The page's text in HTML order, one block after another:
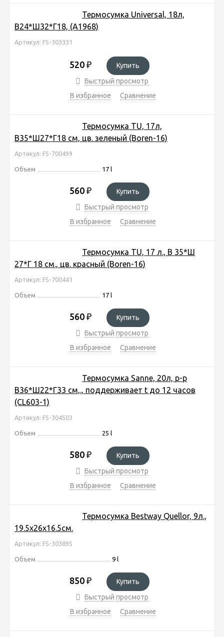
Термосумка Universal, 18л,
В24*Ш32*Г18, (A1968)
Артикул: FS-303331
520 ₽
Купить
Быстрый просмотр
В избранное
Сравнение
Термосумка TU, 17л,
В35*Ш27*Г18 см, цв. зеленый (Boren-16)
Артикул: FS-700499
Объем 17 l
560 ₽
Купить
Быстрый просмотр
В избранное
Сравнение
Термосумка TU, 17 л., В 35*Ш
27*Г 18 см., цв. красный (Boren-16)
Артикул: FS-700441
Объем 17 l
560 ₽
Купить
Быстрый просмотр
В избранное
Сравнение
Термосумка Sanne, 20л, р-р
В36*Ш22*Г33 cм,., поддерживает t до 12 часов
(CL603-1)
Артикул: FS-304503
Объем 25 l
580 ₽
Купить
Быстрый просмотр
В избранное
Сравнение
Термосумка Bestway Quellor, 9л.,
19.5х26х16.5см.
Артикул: FS-303895
Объем 9 l
850 ₽
Купить
Быстрый просмотр
В избранное
Сравнение